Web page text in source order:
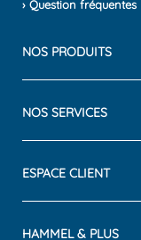
› Question fréquentes
NOS PRODUITS
NOS SERVICES
ESPACE CLIENT
HAMMEL & PLUS